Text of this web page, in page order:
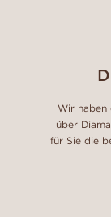
Wir haben
über
für Sie die